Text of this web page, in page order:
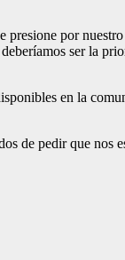
presione por
ser la
en la
de pedir que nos